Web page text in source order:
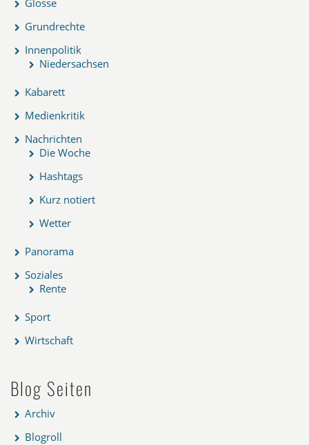
Grundrechte
Innenpolitik
Niedersachsen
Kabarett
Medienkritik
Nachrichten
Die Woche
Hashtags
Kurz notiert
Wetter
Panorama
Soziales
Rente
Sport
Wirtschaft
Blog Seiten
Archiv
Blogroll